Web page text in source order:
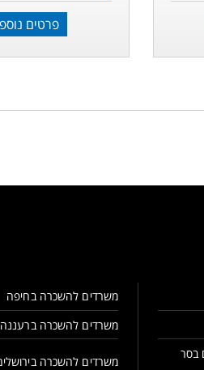
פרטים
משרדים להשכרה בחיפה
משרדים להשכרה ברעננה
בסר
משרדים להשכרה